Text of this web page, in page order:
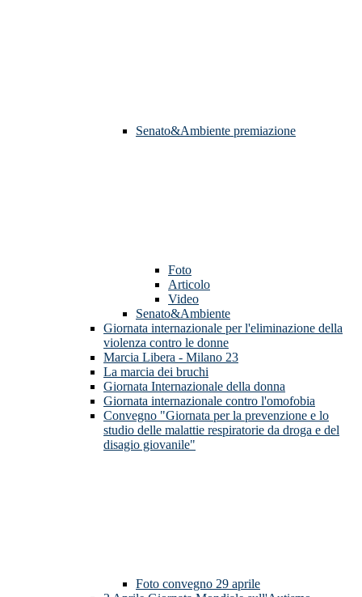
Senato&Ambiente premiazione
Foto
Articolo
Video
Senato&Ambiente
Giornata internazionale per l'eliminazione della
violenza contro le donne
Marcia Libera - Milano 23
La marcia dei bruchi
Giornata Internazionale della donna
Giornata internazionale contro l'omofobia
Convegno "Giornata per la prevenzione e lo
studio delle malattie respiratorie da droga e del
disagio giovanile"
Foto convegno 29 aprile